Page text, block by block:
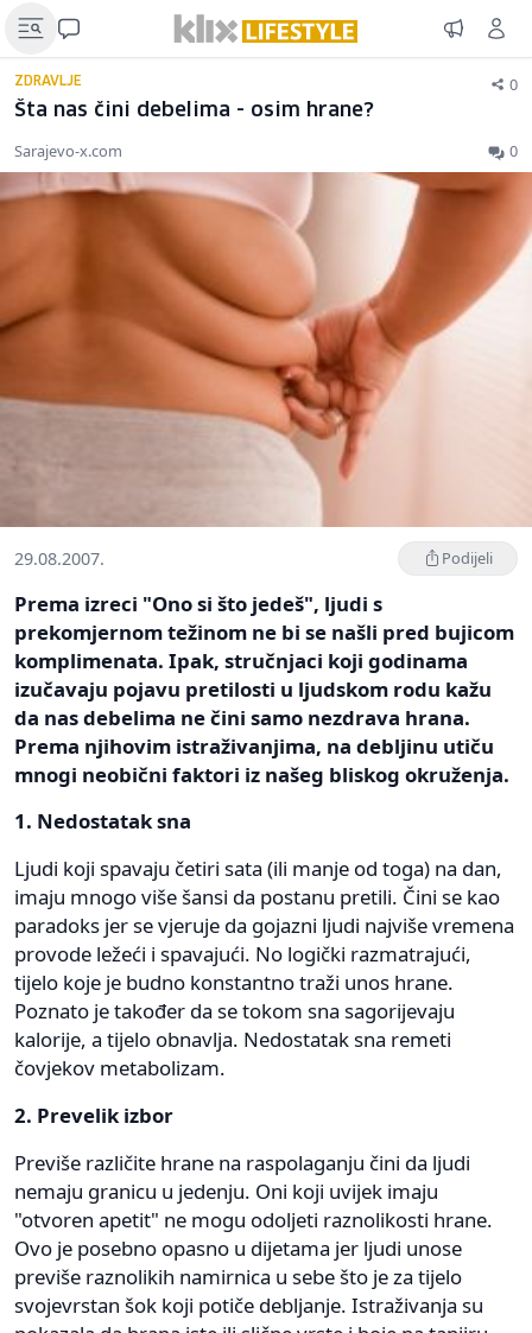
ZDRAVLJE 0
Šta nas čini debelima - osim hrane?
Sarajevo-x.com 0
29.08.2007. Podijeli
Prema izreci "Ono si što jedeš", ljudi s
prekomjernom težinom ne bi se našli pred bujicom
komplimenata. Ipak, stručnjaci koji godinama
izučavaju pojavu pretilosti u ljudskom rodu kažu
da nas debelima ne čini samo nezdrava hrana.
Prema njihovim istraživanjima, na debljinu utiču
mnogi neobični faktori iz našeg bliskog okruženja.
1. Nedostatak sna
Ljudi koji spavaju četiri sata (ili manje od toga) na dan,
imaju mnogo više šansi da postanu pretili. Čini se kao
paradoks jer se vjeruje da gojazni ljudi najviše vremena
provode ležeći i spavajući. No logički razmatrajući,
tijelo koje je budno konstantno traži unos hrane.
Poznato je također da se tokom sna sagorijevaju
kalorije, a tijelo obnavlja. Nedostatak sna remeti
čovjekov metabolizam.
2. Prevelik izbor
Previše različite hrane na raspolaganju čini da ljudi
nemaju granicu u jedenju. Oni koji uvijek imaju
"otvoren apetit" ne mogu odoljeti raznolikosti hrane.
Ovo je posebno opasno u dijetama jer ljudi unose
previše raznolikih namirnica u sebe što je za tijelo
svojevrstan šok koji potiče debljanje. Istraživanja su